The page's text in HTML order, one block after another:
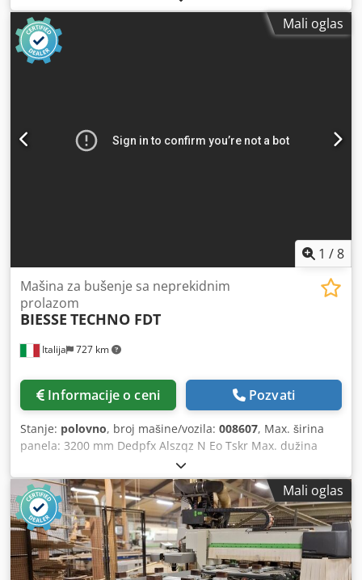
Pozicioniranje putem NC upravljača: da Bočne
horizontalne grupe: da
Mali oglas
1 /8
Italija 727 km
Mašina za bušenje sa neprekidnim
prolazom
BIESSE TECHNO FDT
Informacije o ceni Pozvati
Stanje: polovno, broj mašine/vozila: 008607, Max. širina
panela: 3200 mm Dedpfx Alszqz N Eo Tskr Max. dužina
panela: 1000 mm Broj agregata: 6 Broj agregata: 4 Bočne
horizontalne grupe: da
Mali oglas